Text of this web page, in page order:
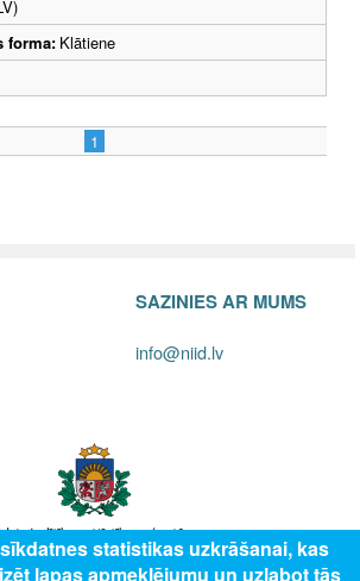
forma: Klātiene
1
SAZINIES AR MUMS
info@niid.lv
statistikas uzkrāšanai, kas
lapas apmeklējumu un uzlabot tās